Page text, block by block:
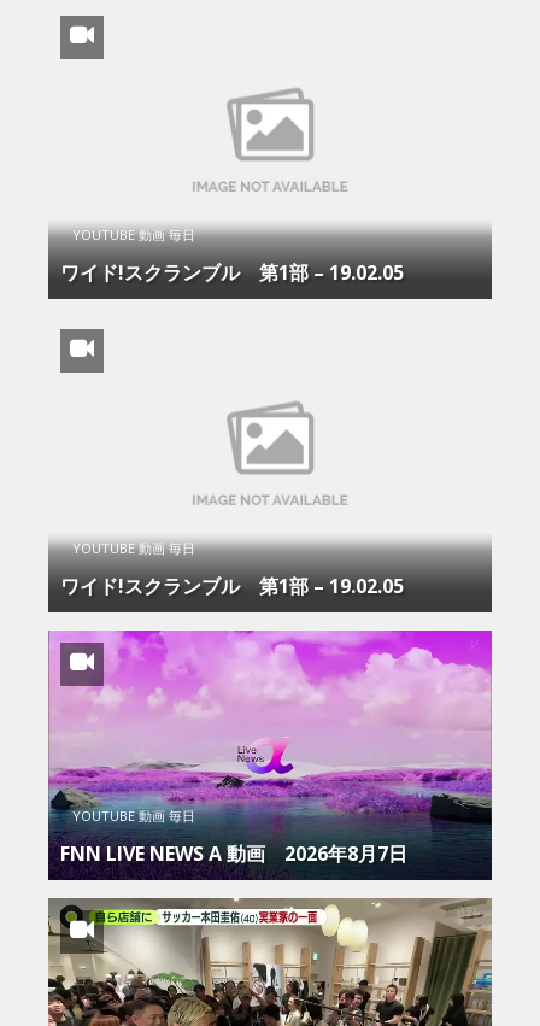
YOUTUBE 動画 毎日
ワイド!スクランブル 第1部 – 19.02.05
YOUTUBE 動画 毎日
ワイド!スクランブル 第1部 – 19.02.05
YOUTUBE 動画 毎日
FNN LIVE NEWS Α 動画 2026年8月7日